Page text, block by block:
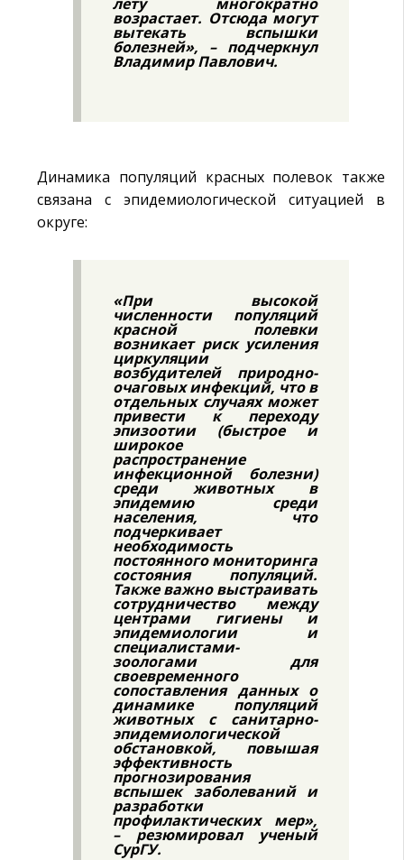
возрастает. Отсюда могут
вытекать вспышки
болезней», – подчеркнул
Владимир Павлович.
Динамика популяций красных полевок также
связана с эпидемиологической ситуацией в
округе:
«При высокой
численности популяций
красной полевки
возникает риск усиления
циркуляции
возбудителей природно-
очаговых инфекций, что в
отдельных случаях может
привести к переходу
эпизоотии (быстрое и
широкое
распространение
инфекционной болезни)
среди животных в
эпидемию среди
населения, что
подчеркивает
необходимость
постоянного мониторинга
состояния популяций.
Также важно выстраивать
сотрудничество между
центрами гигиены и
эпидемиологии и
специалистами-
зоологами для
своевременного
сопоставления данных о
динамике популяций
животных с санитарно-
эпидемиологической
обстановкой, повышая
эффективность
прогнозирования
вспышек заболеваний и
разработки
профилактических мер»,
– резюмировал ученый
СурГУ.